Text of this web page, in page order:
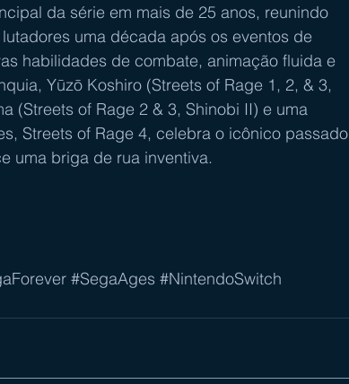
da série em mais de 25 anos, reunindo
uma década após os eventos de
habilidades de combate, animação fluida e
Yūzō Koshiro (Streets of Rage 1, 2, & 3,
(Streets of Rage 2 & 3, Shinobi II) e uma
Streets of Rage 4, celebra o icônico passado
uma briga de rua inventiva.
#SegaAges #NintendoSwitch